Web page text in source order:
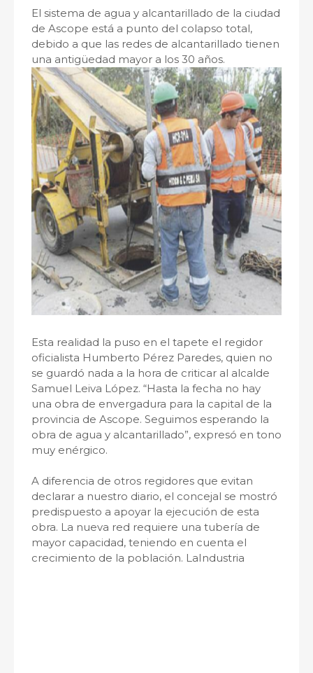
El sistema de agua y alcantarillado de la ciudad
de Ascope está a punto del colapso total,
debido a que las redes de alcantarillado tienen
una antigüedad mayor a los 30 años.
Esta realidad la puso en el tapete el regidor
oficialista Humberto Pérez Paredes, quien no
se guardó nada a la hora de criticar al alcalde
Samuel Leiva López. “Hasta la fecha no hay
una obra de envergadura para la capital de la
provincia de Ascope. Seguimos esperando la
obra de agua y alcantarillado”, expresó en tono
muy enérgico.
A diferencia de otros regidores que evitan
declarar a nuestro diario, el concejal se mostró
predispuesto a apoyar la ejecución de esta
obra. La nueva red requiere una tubería de
mayor capacidad, teniendo en cuenta el
crecimiento de la población. LaIndustria